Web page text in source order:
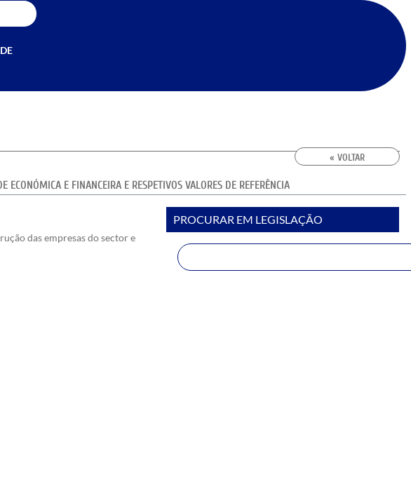
« VOLTAR
ECONÓMICA E FINANCEIRA E RESPETIVOS VALORES DE REFERÊNCIA
das empresas do sector e
PROCURAR EM LEGISLAÇÃO